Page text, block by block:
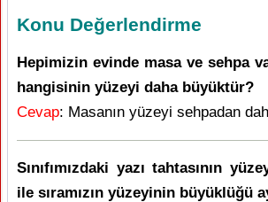
Konu Değerlendirme
Hepimizin evinde masa ve sehpa
hangisinin yüzeyi daha büyüktür?
Cevap: Masanın yüzeyi sehpadan
Sınıfımızdaki yazı tahtasının
ile sıramızın yüzeyinin büyüklüğü